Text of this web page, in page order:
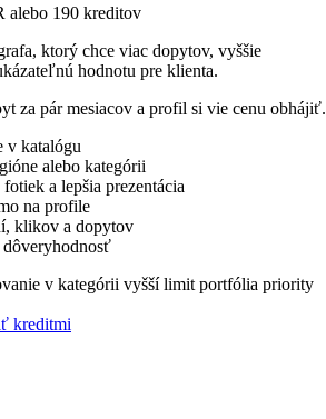
alebo 190 kreditov
ktorý chce viac dopytov, vyššie
hodnotu pre klienta.
za pár mesiacov a profil si vie cenu obhájiť.
v katalógu
alebo kategórii
a lepšia prezentácia
na profile
klikov a dopytov
dôveryhodnosť
v kategórii vyšší limit portfólia priority
kreditmi